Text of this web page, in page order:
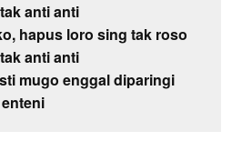
anti anti
hapus loro sing tak roso
anti anti
mugo enggal diparingi